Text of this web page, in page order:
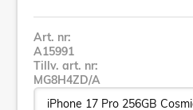
Art. nr:
A15991
Tillv. art. nr:
MG8H4ZD/A